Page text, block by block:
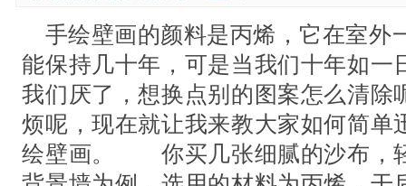
手绘壁画的颜料是丙烯，它在室外
能保持几十年，可是当我们十年如一
我们厌了，想换点别的图案怎么清除
烦呢，现在就让我来教大家如何简单
绘壁画。 你买几张细腻的沙布，